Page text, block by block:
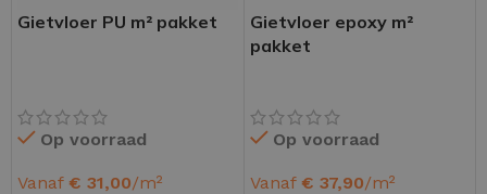
Gietvloer PU m² pakket
Op voorraad
Vanaf € 31,00/m²
Gietvloer epoxy m²
pakket
Op voorraad
Vanaf € 37,90/m²